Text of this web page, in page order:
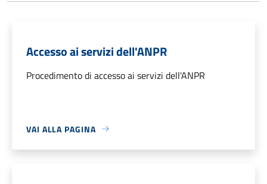
Accesso ai servizi dell'ANPR
Procedimento di accesso ai servizi dell'ANPR
VAI ALLA PAGINA